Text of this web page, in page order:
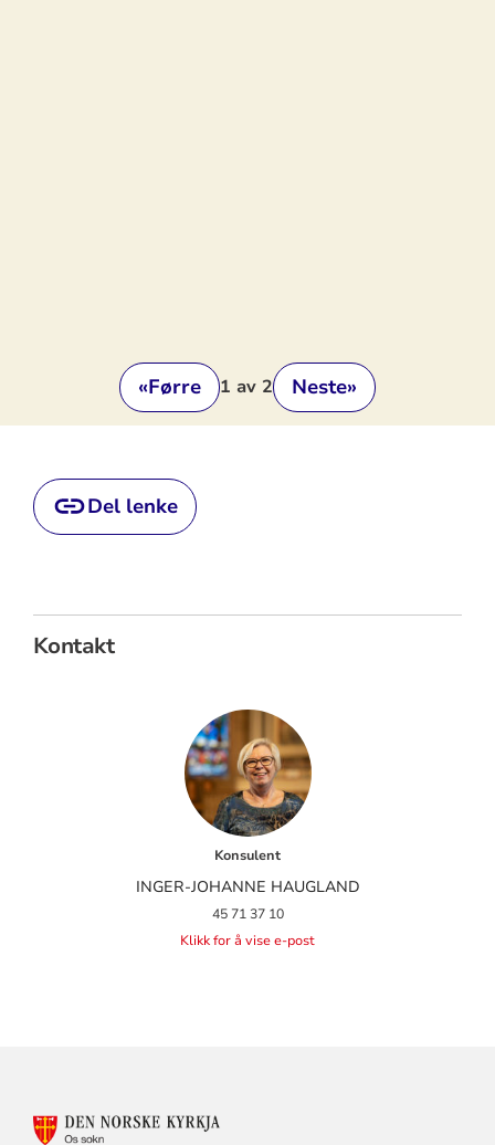
«Førre 1 av 2 Neste»
Del lenke
Kontakt
Konsulent
INGER-JOHANNE HAUGLAND
45 71 37 10
Klikk for å vise e-post